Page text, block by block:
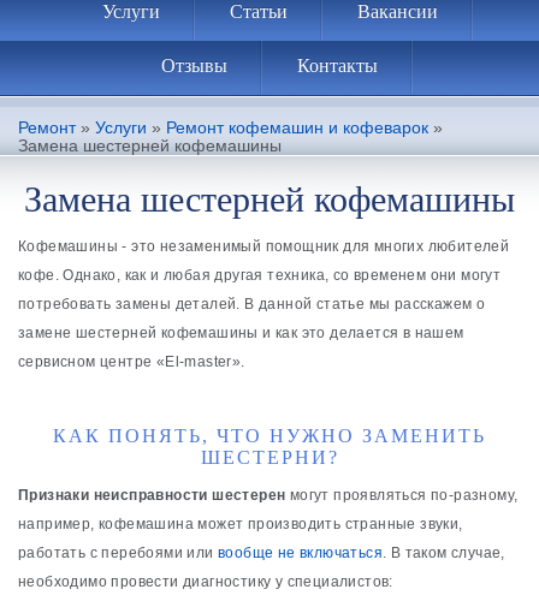
Услуги Статьи Вакансии
Отзывы Контакты
Ремонт» Услуги » Ремонт кофемашин и кофеварок »
Замена шестерней кофемашины
Замена шестерней кофемашины
Кофемашины - это незаменимый помощник для многих любителей
кофе. Однако, как и любая другая техника, со временем они могут
потребовать замены деталей. В данной статье мы расскажем о
замене шестерней кофемашины и как это делается в нашем
сервисном центре «El-master».
КАК ПОНЯТЬ, ЧТО НУЖНО ЗАМЕНИТЬ
ШЕСТЕРНИ?
Признаки неисправности шестерен могут проявляться по-разному,
например, кофемашина может производить странные звуки,
работать с перебоями или вообще не включаться . В таком случае,
необходимо провести диагностику у специалистов: